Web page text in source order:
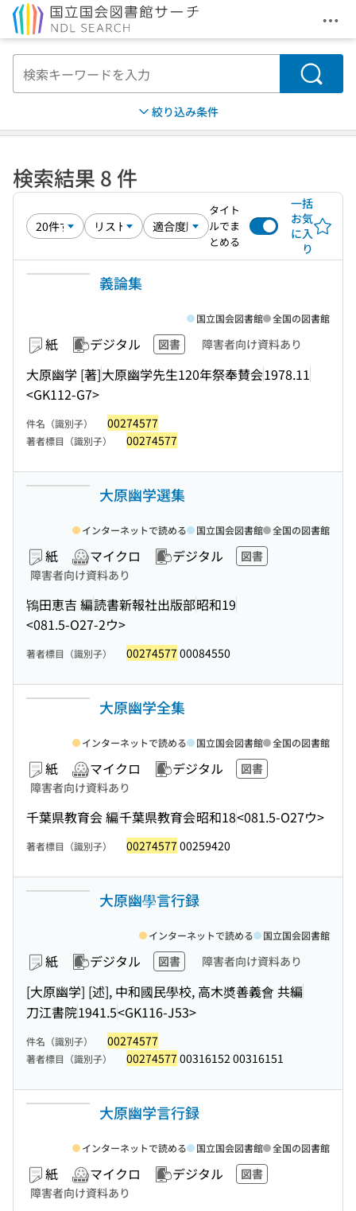
メ
検索
絞り込み条件
検索結果 8 件
タイト
ルでま
とめる
一括
お気
に入
り
義論集
紙 デジタル 図書 障害者向け資料あり
大原幽学 [著]大原幽学先生120年祭奉賛会1978.11
<GK112-G7>
国立国会図書館 全国の図書館
件名（識別子） 00274577
著者標目（識別子） 00274577
大原幽学選集
紙 マイクロ デジタル
図書
障害者向け資料あり
鴇田恵吉 編読書新報社出版部昭和19
<081.5-O27-2ウ>
インターネットで読める 国立国会図書館 全国の図書館
著者標目（識別子） 00274577 00084550
大原幽学全集
紙 マイクロ デジタル
図書
障害者向け資料あり
千葉県教育会 編千葉県教育会昭和18<081.5-O27ウ>
インターネットで読める 国立国会図書館 全国の図書館
著者標目（識別子） 00274577 00259420
大原幽學言行録
紙 デジタル 図書 障害者向け資料あり
[大原幽学] [述], 中和國民學校, 高木奬善義會 共編
刀江書院1941.5<GK116-J53>
インターネットで読める 国立国会図書館
件名（識別子） 00274577
著者標目（識別子） 00274577 00316152 00316151
大原幽学言行録
紙 マイクロ デジタル
図書
障害者向け資料あり
インターネットで読める 国立国会図書館 全国の図書館